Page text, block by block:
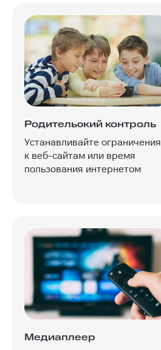
Родительский контроль
Устанавливайте ограничения
к веб-сайтам или время
пользования интернетом
Медиаплеер